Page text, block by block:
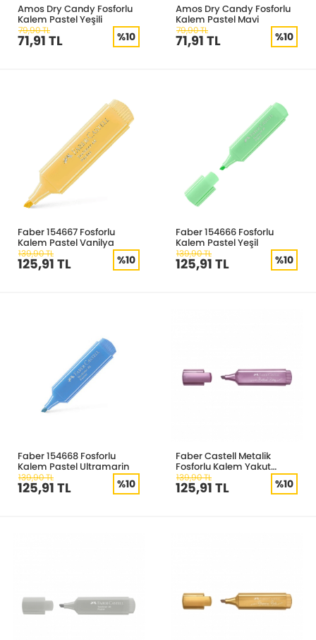
Amos Dry Candy Fosforlu
Kalem Pastel Yeşili
79,90 TL
71,91 TL %10
Amos Dry Candy Fosforlu
Kalem Pastel Mavi
79,90 TL
71,91 TL %10
Faber 154667 Fosforlu
Kalem Pastel Vanilya
139,90 TL
125,91 TL %10
Faber 154666 Fosforlu
Kalem Pastel Yeşil
139,90 TL
125,91 TL %10
Faber 154668 Fosforlu
Kalem Pastel Ultramarin
139,90 TL
125,91 TL %10
Faber Castell Metalik
Fosforlu Kalem Yakut
154691
139,90 TL
125,91 TL %10